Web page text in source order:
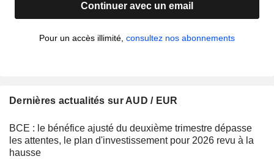
Continuer avec un email
Pour un accès illimité, consultez nos abonnements
Dernières actualités sur AUD / EUR
BCE : le bénéfice ajusté du deuxième trimestre dépasse
les attentes, le plan d'investissement pour 2026 revu à la
hausse